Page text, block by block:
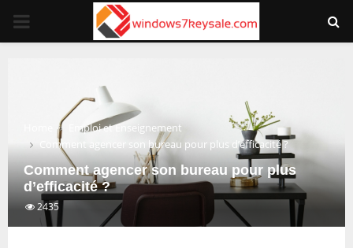
PRIMARY
Emploi et Enseignement
Comment agencer son bureau pour plus d’efficacité ?
Comment agencer son bureau pour plus
d’efficacité ?
2435